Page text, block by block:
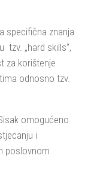
specifična znanja
tzv. „hard skills“,
za korištenje
odnosno tzv.
omogućeno
i
poslovnom